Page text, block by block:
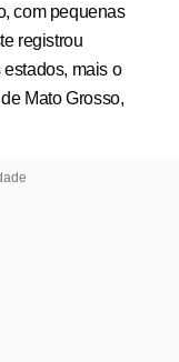
com pequenas
registrou
mais o
Mato Grosso,